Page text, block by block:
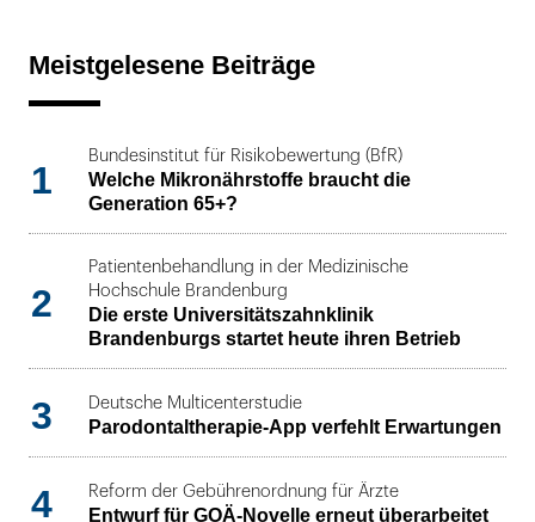
Meistgelesene Beiträge
1
Bundesinstitut für Risikobewertung (BfR)
Welche Mikronährstoffe braucht die
Generation 65+?
2
Patientenbehandlung in der Medizinische
Hochschule Brandenburg
Die erste Universitätszahnklinik
Brandenburgs startet heute ihren Betrieb
3 Deutsche Multicenterstudie
Parodontaltherapie-App verfehlt Erwartungen
4 Reform der Gebührenordnung für Ärzte
Entwurf für GOÄ-Novelle erneut überarbeitet